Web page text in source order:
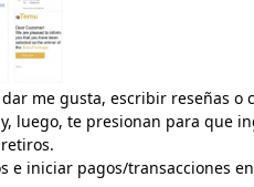
me gusta, escribir reseñas
luego, te presionan para que
e iniciar pagos/transacciones